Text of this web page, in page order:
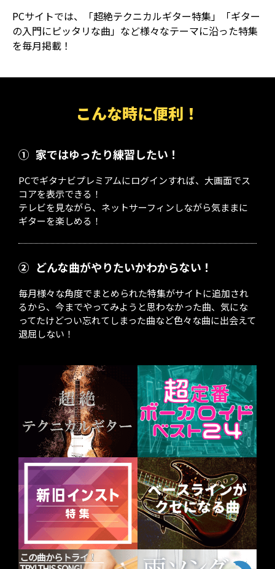
PCサイトでは、「超絶テクニカルギター特集」「ギター
の入門にピッタリな曲」など様々なテーマに沿った特集
を毎月掲載！
こんな時に便利！
① 家ではゆったり練習したい！
PCでギタナビプレミアムにログインすれば、大画面でス
コアを表示できる！
テレビを見ながら、ネットサーフィンしながら気ままに
ギターを楽しめる！
② どんな曲がやりたいかわからない！
毎月様々な角度でまとめられた特集がサイトに追加され
るから、今までやってみようと思わなかった曲、気にな
ってたけどつい忘れてしまった曲など色々な曲に出会えて
退屈しない！